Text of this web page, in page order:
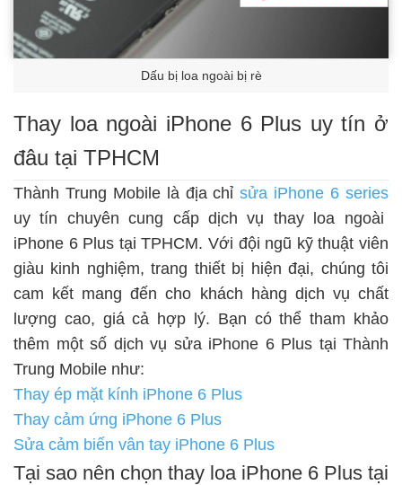
Dấu bị loa ngoài bị rè
Thay loa ngoài iPhone 6 Plus uy tín ở
đâu tại TPHCM
Thành Trung Mobile là địa chỉsửa iPhone 6 series
uy tín chuyên cung cấp dịch vụ thay loa ngoài
iPhone 6 Plus tại TPHCM. Với đội ngũ kỹ thuật viên
giàu kinh nghiệm, trang thiết bị hiện đại, chúng tôi
cam kết mang đến cho khách hàng dịch vụ chất
lượng cao, giá cả hợp lý. Bạn có thể tham khảo
thêm một số dịch vụ sửa iPhone 6 Plus tại Thành
Trung Mobile như:
Thay ép mặt kính iPhone 6 Plus
Thay cảm ứng iPhone 6 Plus
Sửa cảm biến vân tay iPhone 6 Plus
Tại sao nên chọn thay loa iPhone 6 Plus tại